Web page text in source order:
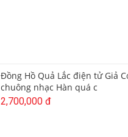
Đồng Hồ Quả Lắc điện tử Giả
chuông nhạc Hàn quá c
2,700,000 đ